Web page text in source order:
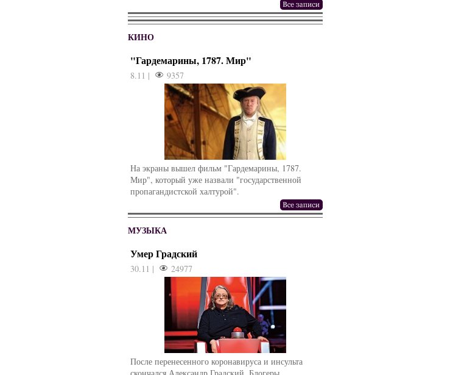
КИНО
"Гардемарины, 1787. Мир"
8.11 | 9357
На экраны вышел фильм "Гардемарины, 1787.
Мир", который уже назвали "государственной
пропагандистской халтурой".
МУЗЫКА
Умер Градский
30.11 | 24977
После перенесенного коронавируса и инсульта